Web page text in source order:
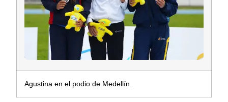
Agustina en el podio de Medellín.